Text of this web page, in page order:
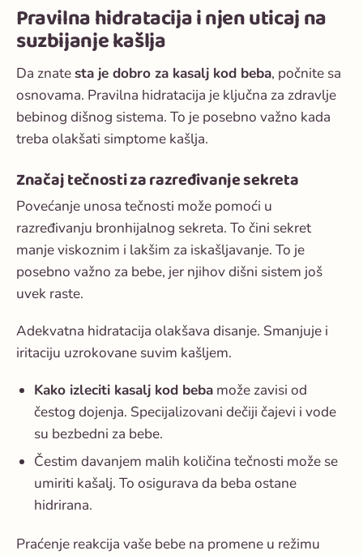
Pravilna hidratacija i njen uticaj na
suzbijanje kašlja
Da znatesta je dobro za kasalj kod beba, počnite sa
osnovama. Pravilna hidratacija je ključna za zdravlje
bebinog dišnog sistema. To je posebno važno kada
treba olakšati simptome kašlja.
Značaj tečnosti za razređivanje sekreta
Povećanje unosa tečnosti može pomoći u
razređivanju bronhijalnog sekreta. To čini sekret
manje viskoznim i lakšim za iskašljavanje. To je
posebno važno za bebe, jer njihov dišni sistem još
uvek raste.
Adekvatna hidratacija olakšava disanje. Smanjuje i
iritaciju uzrokovane suvim kašljem.
Kako izleciti kasalj kod beba može zavisi od
čestog dojenja. Specijalizovani dečiji čajevi i vode
su bezbedni za bebe.
Čestim davanjem malih količina tečnosti može se
umiriti kašalj. To osigurava da beba ostane
hidrirana.
Praćenje reakcija vaše bebe na promene u režimu